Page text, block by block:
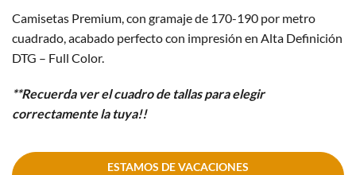
Camisetas Premium, con gramaje de 170-190 por metro
cuadrado, acabado perfecto con impresión en Alta Definición
DTG – Full Color.
**Recuerda ver el cuadro de tallas para elegir
correctamente la tuya!!
ESTAMOS DE VACACIONES